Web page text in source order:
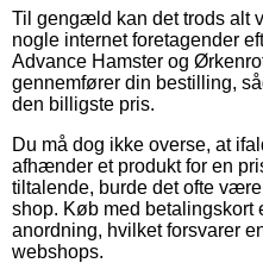
Til gengæld kan det trods alt
nogle internet foretagender
Advance Hamster og
gennemfører din bestilling,
den billigste pris.
Du må dog ikke overse, at
afhænder et produkt for en
tiltalende, burde det ofte
shop. Køb med betalingskort
anordning, hvilket forsvarer
webshops.